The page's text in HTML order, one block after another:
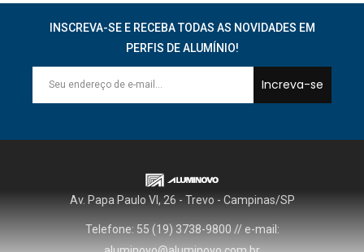
INSCREVA-SE E RECEBA TODAS AS NOVIDADES EM
PERFIS DE ALUMÍNIO!
Increva-se
Av. Papa Paulo VI, 26 - Trevo - Campinas/SP
Telefone: 55 (19) 3738-9800 // e-mail: